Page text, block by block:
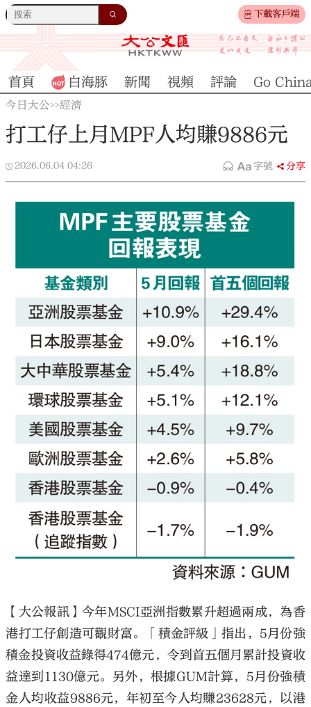
下載客戶端
大公文匯
首頁 白海豚 新聞 視頻 評論 Go
今日大公>>經濟
打工仔上月MPF人均賺9886元
2026.06.04 04:26 字號 分享
【大公報訊】今年MSCI亞洲指數累升超過兩成，為香
港打工仔創造可觀財富。「積金評級」指出，5月份強
積金投資收益錄得474億元，令到首五個月累計投資收
益達到1130億元。另外，根據GUM計算，5月份強積
金人均收益9886元，年初至今人均賺23628元，以港